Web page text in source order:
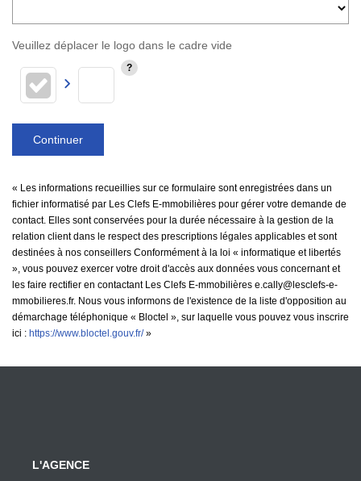
Veuillez déplacer le logo dans le cadre vide
Continuer
« Les informations recueillies sur ce formulaire sont enregistrées dans un
fichier informatisé par Les Clefs E-mmobilières pour gérer votre demande de
contact. Elles sont conservées pour la durée nécessaire à la gestion de la
relation client dans le respect des prescriptions légales applicables et sont
destinées à nos conseillers Conformément à la loi « informatique et libertés
», vous pouvez exercer votre droit d'accès aux données vous concernant et
les faire rectifier en contactant Les Clefs E-mmobilières e.cally@lesclefs-e-
mmobilieres.fr. Nous vous informons de l'existence de la liste d'opposition au
démarchage téléphonique « Bloctel », sur laquelle vous pouvez vous inscrire
ici : https://www.bloctel.gouv.fr/»
L'AGENCE